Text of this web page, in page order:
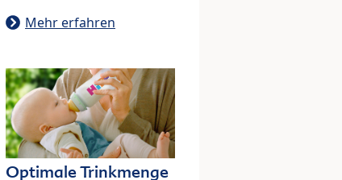
Mehr erfahren
Optimale Trinkmenge